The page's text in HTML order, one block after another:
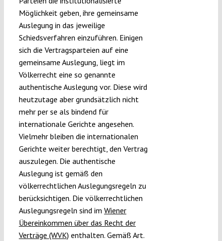
Möglichkeit geben, ihre gemeinsame
Auslegung in das jeweilige
Schiedsverfahren einzuführen. Einigen
sich die Vertragsparteien auf eine
gemeinsame Auslegung, liegt im
Völkerrecht eine so genannte
authentische Auslegung vor. Diese wird
heutzutage aber grundsätzlich nicht
mehr per se als bindend für
internationale Gerichte angesehen.
Vielmehr bleiben die internationalen
Gerichte weiter berechtigt, den Vertrag
auszulegen. Die authentische
Auslegung ist gemäß den
völkerrechtlichen Auslegungsregeln zu
berücksichtigen. Die völkerrechtlichen
Auslegungsregeln sind im Wiener
Übereinkommen über das Recht der
Verträge (WVK) enthalten. Gemäß Art.